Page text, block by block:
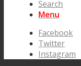
Search
Menu
Facebook
Twitter
Instagram